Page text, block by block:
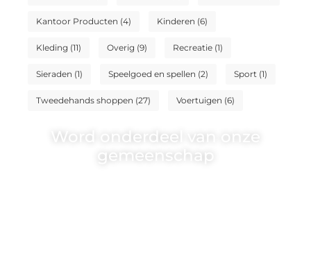
Kantoor Producten (4) Kinderen (6)
Kleding (11) Overig (9) Recreatie(1)
Sieraden (1) Speelgoed en spellen (2) Sport(1)
Tweedehands shoppen (27) Voertuigen (6)
Word onderdeel van onze
gemeenschap